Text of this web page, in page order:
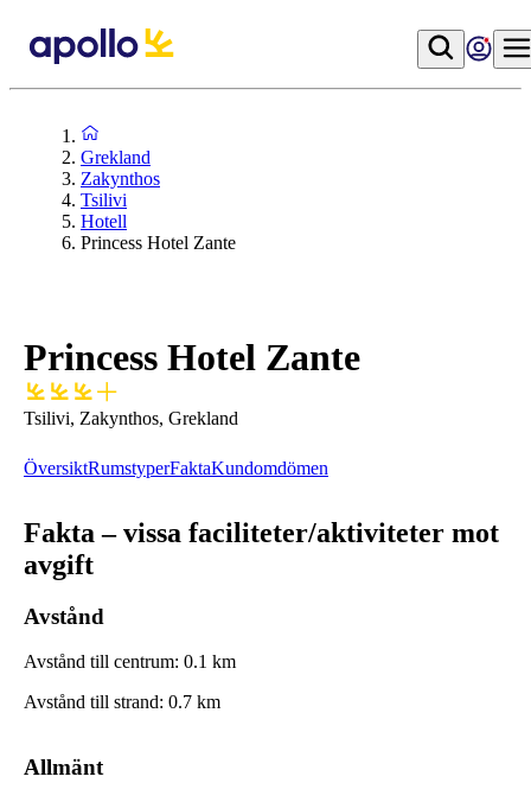
Grekland
Zakynthos
Tsilivi
Hotell
Princess Hotel Zante
Princess Hotel Zante
Tsilivi, Zakynthos, Grekland
ÖversiktRumstyperFaktaKundomdömen
Fakta – vissa faciliteter/aktiviteter mot
avgift
Avstånd
Avstånd till centrum: 0.1 km
Avstånd till strand: 0.7 km
Allmänt